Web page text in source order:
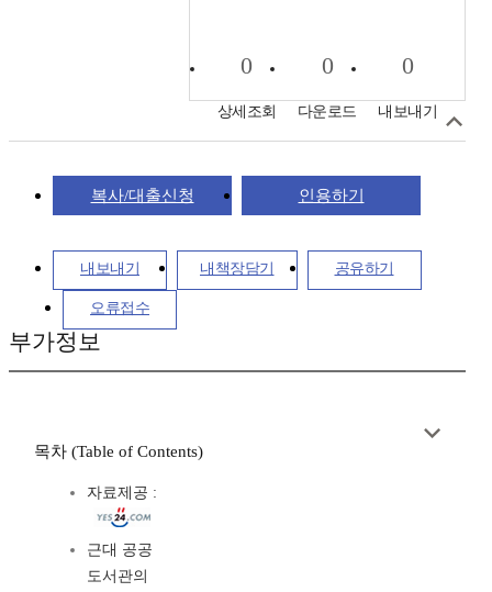
0
상세조회
0
다운로드
0
내보내기
복사/대출신청 인용하기
내보내기 내책장담기 공유하기
오류접수
부가정보
목차 (Table of Contents)
자료제공 :
근대 공공
도서관의